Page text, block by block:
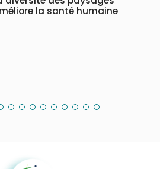
la santé humaine
la biodiversité